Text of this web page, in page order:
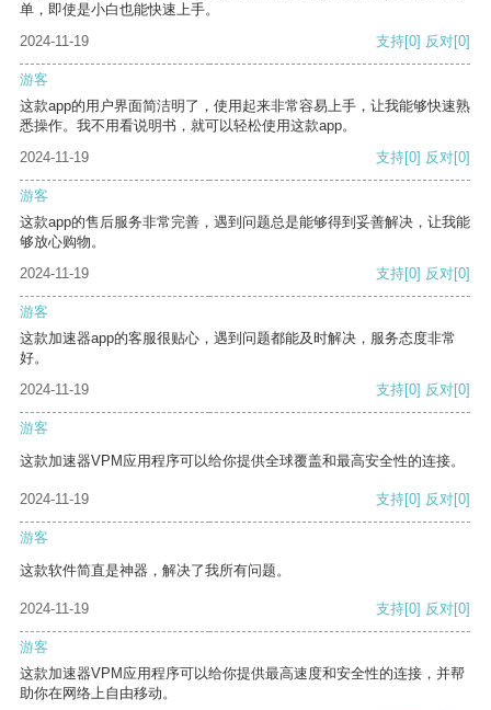
单，即使是小白也能快速上手。
2024-11-19
支持[0] 反对[0]
游客
这款app的用户界面简洁明了，使用起来非常容易上手，让我能够快速熟
悉操作。我不用看说明书，就可以轻松使用这款app。
2024-11-19
支持[0] 反对[0]
游客
这款app的售后服务非常完善，遇到问题总是能够得到妥善解决，让我能
够放心购物。
2024-11-19
支持[0] 反对[0]
游客
这款加速器app的客服很贴心，遇到问题都能及时解决，服务态度非常
好。
2024-11-19
支持[0] 反对[0]
游客
这款加速器VPM应用程序可以给你提供全球覆盖和最高安全性的连接。
2024-11-19 支持[0] 反对[0]
游客
这款软件简直是神器，解决了我所有问题。
2024-11-19 支持[0] 反对[0]
游客
这款加速器VPM应用程序可以给你提供最高速度和安全性的连接，并帮
助你在网络上自由移动。